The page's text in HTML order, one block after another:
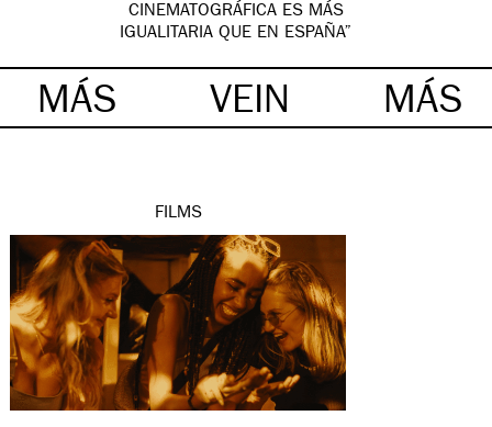
CINEMATOGRÁFICA ES MÁS
IGUALITARIA QUE EN ESPAÑA”
MÁS VEIN MÁS
FILMS